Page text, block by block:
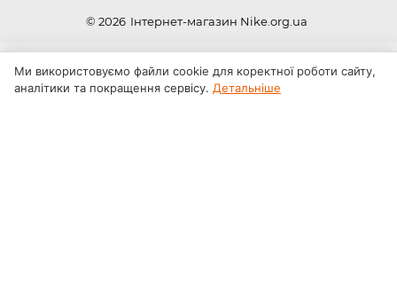
© 2026 Інтернет-магазин Nike.org.ua
Ми використовуємо файли cookie для коректної роботи сайту,
аналітики та покращення сервісу. Детальніше